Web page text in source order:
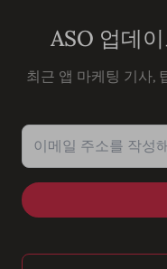
ASO 업데
최근 앱 마케팅 기사,
이메일 주소를 작성해주